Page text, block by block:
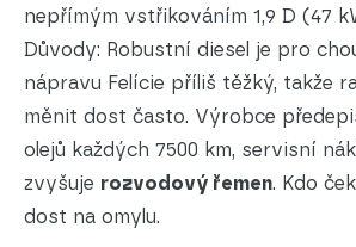
nepřímým vstřikováním 1,9 D (47
Důvody: Robustní diesel je pro
nápravu Felície příliš těžký, takže
měnit dost často. Výrobce
olejů každých 7500 km, servisní
zvyšuje rozvodový řemen. Kdo
dost na omylu.